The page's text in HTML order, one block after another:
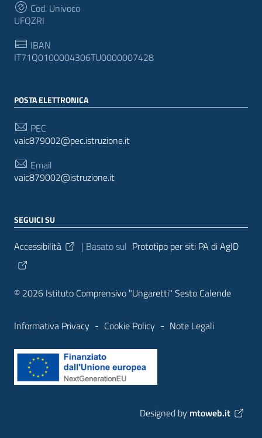
Cod. Univoco
UFQZRI
IBAN
IT71Q0100004306TU0000007428
POSTA ELETTRONICA
PEC
vaic879002@pec.istruzione.it
Email
vaic879002@istruzione.it
SEGUICI SU
Sezione Link Utili
Accessibilità | Basato sul Prototipo per siti PA di AgID
© 2026 Istituto Comprensivo "Ungaretti" Sesto Calende
Informativa Privacy - Cookie Policy - Note Legali
Designed by mtoweb.it